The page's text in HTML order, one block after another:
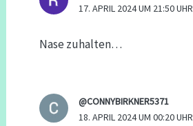
17. APRIL 2024 UM 21:50 UHR
Nase zuhalten…
@CONNYBIRKNER5371
18. APRIL 2024 UM 00:20 UHR